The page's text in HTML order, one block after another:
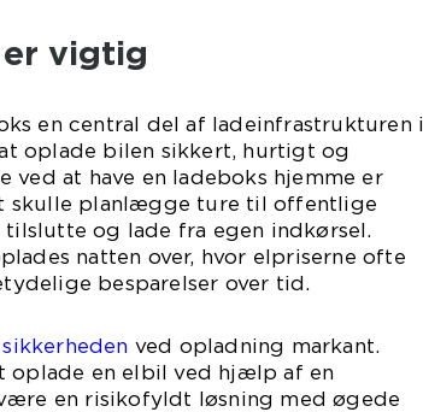
vigtig
en central del af ladeinfrastrukturen i
oplade bilen sikkert, hurtigt og
at have en ladeboks hjemme er
skulle planlægge ture til offentlige
tilslutte og lade fra egen indkørsel.
natten over, hvor elpriserne ofte
besparelser over tid.
ved opladning markant.
oplade en elbil ved hjælp af en
en risikofyldt løsning med øgede